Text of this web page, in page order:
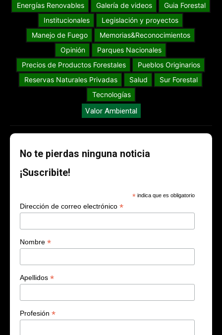
Energías Renovables
Galería de videos
Guia Forestal
Institucionales
Legislación y proyectos
Manejo de Fuego
Memorias&Reconocimientos
Opinión
Parques Nacionales
Precios de Productos Forestales
Pueblos Originarios
Reservas Naturales Privadas
Salud
Sur Forestal
Tecnologías
Valor Ambiental
No te pierdas ninguna noticia
¡Suscribite!
* indica que es obligatorio
Dirección de correo electrónico *
Nombre *
Apellidos *
Profesión *